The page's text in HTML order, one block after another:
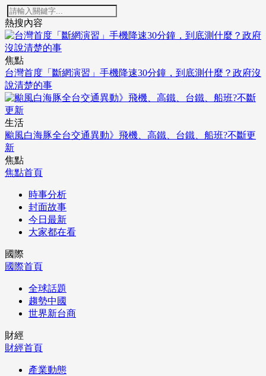
熱搜內容
焦點
台灣首度「斷網演習」手機降速30分鐘，到底測什麼？政府沒
說清楚的事
生活
颱風白海豚全台交通異動》飛機、高鐵、台鐵、船班?不斷更
新
焦點
焦點首頁
時事分析
封面故事
今日最新
大家都在看
國際
國際首頁
全球話題
趨勢中國
世界新台商
財經
財經首頁
產業動態